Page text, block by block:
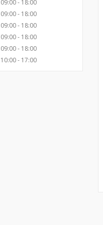
09:00
18:00
09:00
18:00
09:00
18:00
09:00
18:00
09:00
18:00
10:00 17:00